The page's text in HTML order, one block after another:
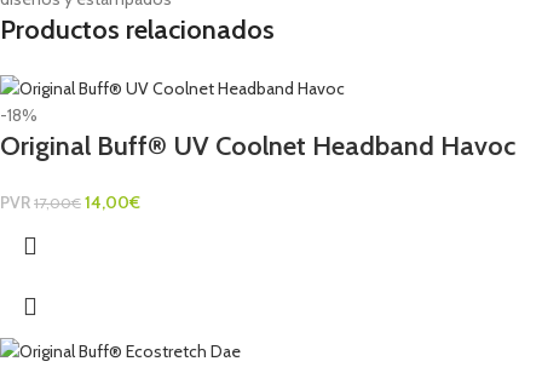
Productos relacionados
-18%
Original Buff® UV Coolnet Headband Havoc
PVR 17,00€ 14,00€